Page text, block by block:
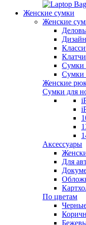
Женские сумки
Женские
Клатчи
Сумки
Сумки
Женские
Сумки для
Аксессуары
Для
По цветам